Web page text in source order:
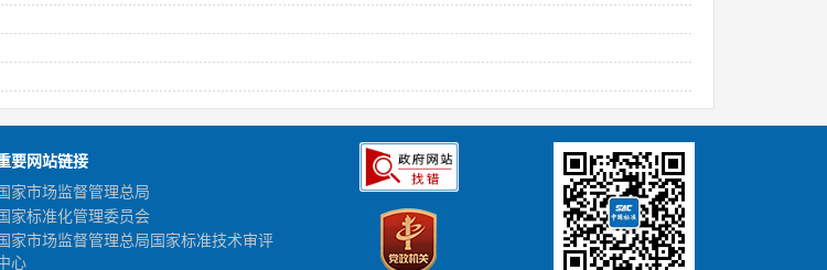
要网站链接
家市场监督管理总局
家标准化管理委员会
家市场监督管理总局国家标准技术审评
心